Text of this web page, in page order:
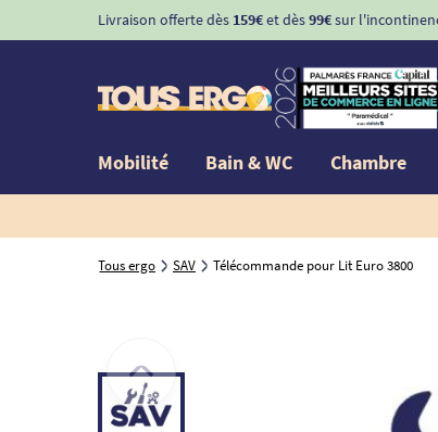
Livraison offerte dès 159€et dès99€sur
Mobilité Bain & WC Chambre
Tous ergo SAV Télécommande pour Lit Euro 3800